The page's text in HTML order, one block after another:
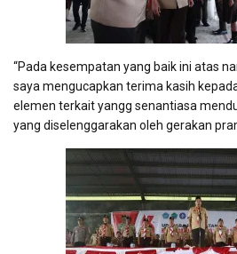
“Pada kesempatan yang baik ini atas
saya mengucapkan terima kasih
elemen terkait yangg senantiasa
yang diselenggarakan oleh gerakan